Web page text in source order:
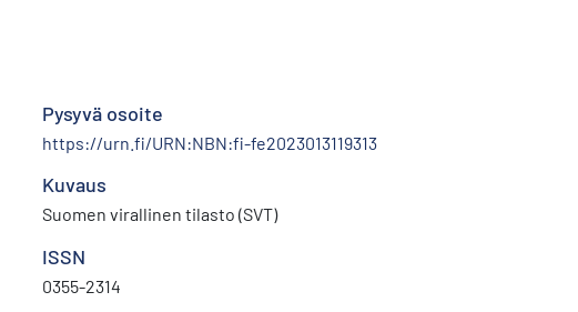
Pysyvä osoite
https://urn.fi/URN:NBN:fi-fe2023013119313
Kuvaus
Suomen virallinen tilasto (SVT)
ISSN
0355-2314